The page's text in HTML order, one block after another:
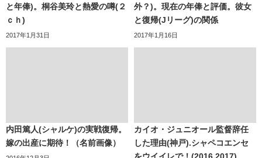
と年俸)。桐谷美玲と熱愛の噂(２
ｃｈ)
2017年1月31日
外？)。現在の年俸と評価。彼女
と復帰(Jリーグ)の関係
2017年1月16日
内田篤人(シャルケ)の実戦復帰。
嫁の出産に期待！（名前画像）
カイオ・ジュニオール監督辞任
した理由(神戸).シャペコエンセ
をウイイレで！(2016,2017)